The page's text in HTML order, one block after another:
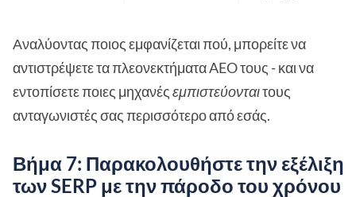
Αναλύοντας ποιος εμφανίζεται πού, μπορείτε να
αντιστρέψετε τα πλεονεκτήματα AEO τους - και να
εντοπίσετε ποιες μηχανέςεμπιστεύονταιτους
ανταγωνιστές σας περισσότερο από εσάς.
Βήμα 7: Παρακολουθήστε την εξέλιξη
των SERP με την πάροδο του χρόνου